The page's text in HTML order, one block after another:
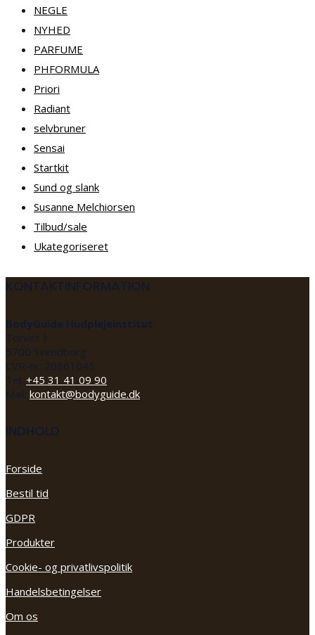
NEGLE
NYHED
PARFUME
PHFORMULA
Priori
Radiant
selvbruner
Sensai
Startkit
Sund og slank
Susanne Melchiorsen
Tilbud/sale
Ukategoriseret
KONTAKTINFORMATION
BodyGuide Hudplejeinstitut
Torvet 1
5700 Svendborg
CVR-nr: 20861045
Tel: +45 31 41 09 90
Mail: kontakt@bodyguide.dk
INDHOLD
Forside
Bestil tid
GDPR
Produkter
Cookie- og privatlivspolitik
Handelsbetingelser
Om os